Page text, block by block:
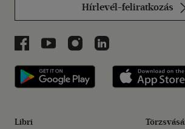
Hírlevél-feliratkozás
Libri a Facebookon
Libri a Youtube-on
Libri az Instagramon
Libri a LinkedInen
Libri applikáció
Libri